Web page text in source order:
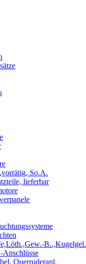
So.A.
lieferbar
B..,Kugelgel.
Anschlüsse
Querruderanl.